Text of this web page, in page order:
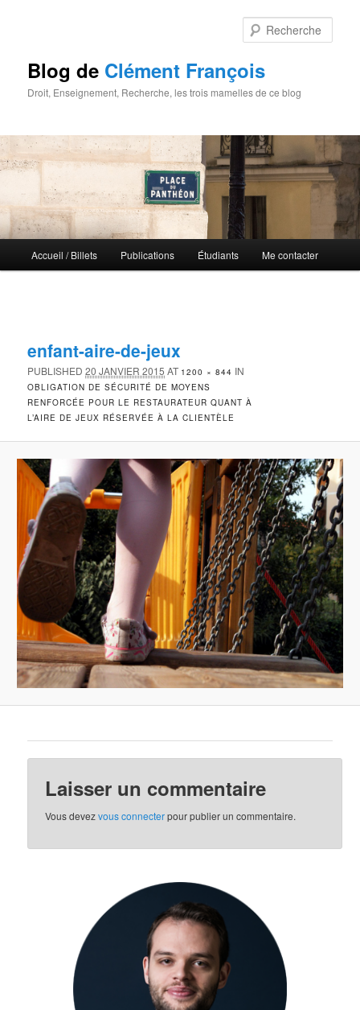
Blog de Clément François
Droit, Enseignement, Recherche, les trois mamelles de ce blog
Aller au contenu principal
Aller au contenu secondaire
Accueil / Billets Publications Étudiants Me contacter
enfant-aire-de-jeux
PUBLISHED20 JANVIER 2015 AT 1200 × 844 IN
OBLIGATION DE SÉCURITÉ DE MOYENS
RENFORCÉE POUR LE RESTAURATEUR QUANT À
L’AIRE DE JEUX RÉSERVÉE À LA CLIENTÈLE
Laisser un commentaire
Vous devezvous connecterpour publier un commentaire.